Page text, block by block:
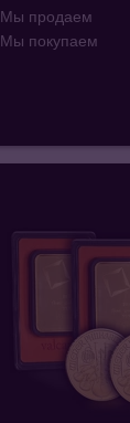
Мы продаем
Мы покупаем